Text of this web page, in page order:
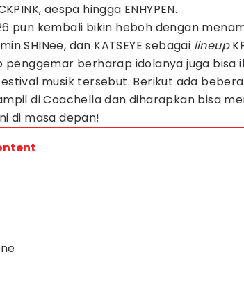
aespa hingga ENHYPEN.
pun kembali bikin heboh dengan
SHINee, dan KATSEYE sebagai lineup
penggemar berharap idolanya juga bisa
musik tersebut. Berikut ada
di Coachella dan diharapkan bisa
di masa depan!